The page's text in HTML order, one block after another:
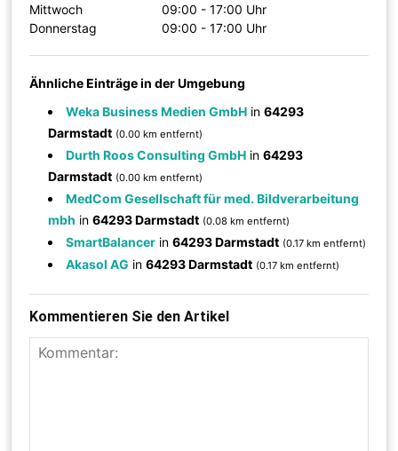
Mittwoch
09:00 - 17:00 Uhr
Donnerstag
09:00 - 17:00 Uhr
Ähnliche Einträge in der Umgebung
Weka Business Medien GmbH in64293
Darmstadt (0.00 km entfernt)
Durth Roos Consulting GmbH in64293
Darmstadt (0.00 km entfernt)
MedCom Gesellschaft für med. Bildverarbeitung
mbh in64293 Darmstadt (0.08 km entfernt)
SmartBalancer in64293 Darmstadt (0.17 km entfernt)
Akasol AG in64293 Darmstadt (0.17 km entfernt)
Kommentieren Sie den Artikel